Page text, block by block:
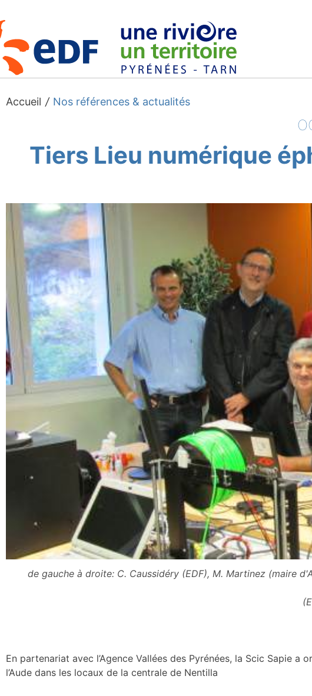
Accueil / Nos références & actualités
Tiers Lieu numérique
de gauche à droite: C. Caussidéry (EDF), M. Martinez (maire
En partenariat avec l’Agence Vallées des Pyrénées, la Scic Sapie
l’Aude dans les locaux de la centrale de Nentilla